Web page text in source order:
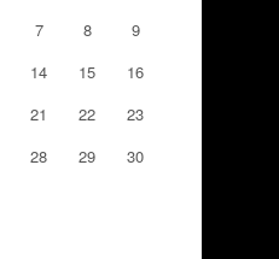
7 8
9
14 15
16
21 22
23
28 29
30